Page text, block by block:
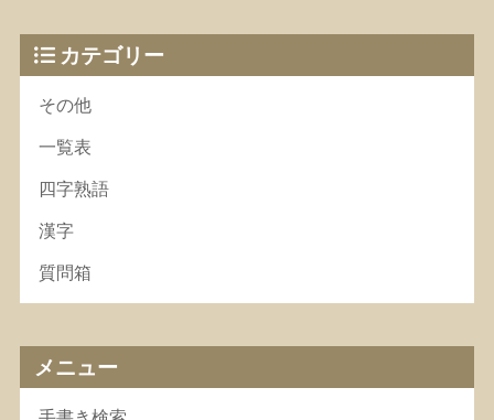
カテゴリー
その他
一覧表
四字熟語
漢字
質問箱
メニュー